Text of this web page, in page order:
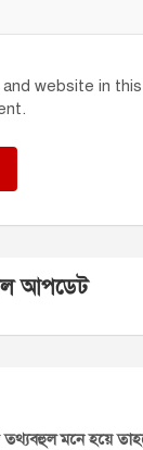
website in
আপডেট
মনে হয়ে